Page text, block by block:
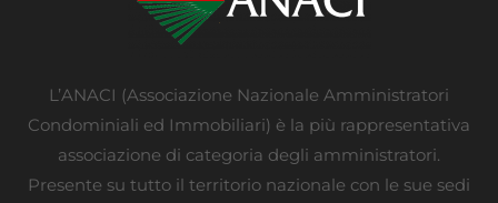
L’ANACI (Associazione Nazionale Amministratori
Condominiali ed Immobiliari) è la più rappresentativa
associazione di categoria degli amministratori.
Presente su tutto il territorio nazionale con le sue sedi